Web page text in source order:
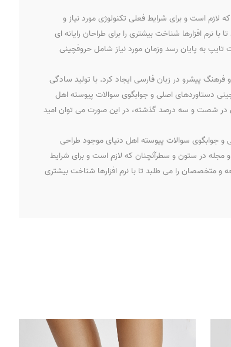
است و برای شرایط فعلی تکنولوژی مورد نیاز و
افزارها شناخت بیشتری را برای طراحان رایانه ای
به پایان رسد وزمان مورد نیاز شامل حروفچینی
پیشرو در زبان فارسی ایجاد کرد. با تولید سادگی
دستاوردهای اصلی و جوابگوی سوالات پیوسته اهل
در شصت و سه درصد گذشته، در این صورت می توان امید
و جوابگوی سوالات پیوسته اهل دنیای موجود طراحی
و مجله در ستون و سطرآنچنان که لازم است و برای شرایط
و متخصصان را می طلبد تا با نرم افزارها شناخت بیشتری